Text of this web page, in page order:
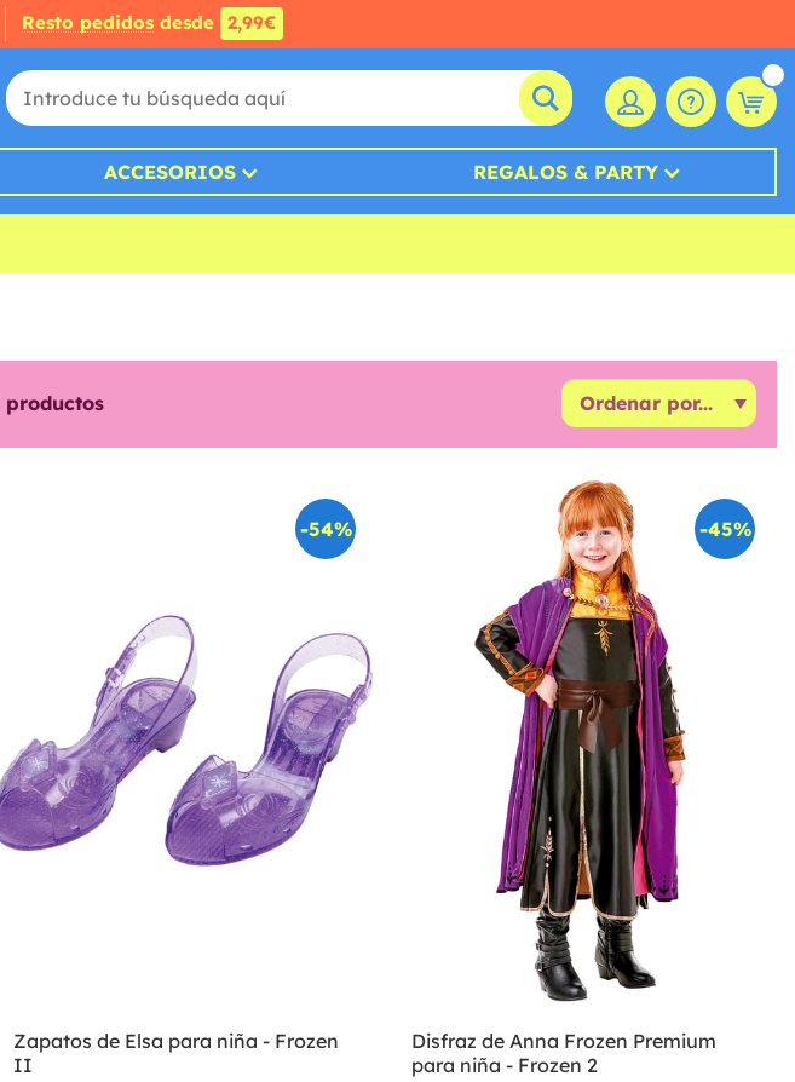
Resto pedidosdesde 2,99€
ACCESORIOS REGALOS & PARTY
productos
-54%
Zapatos de Elsa para niña - Frozen
II
-45%
Disfraz de Anna Frozen Premium
para niña - Frozen 2